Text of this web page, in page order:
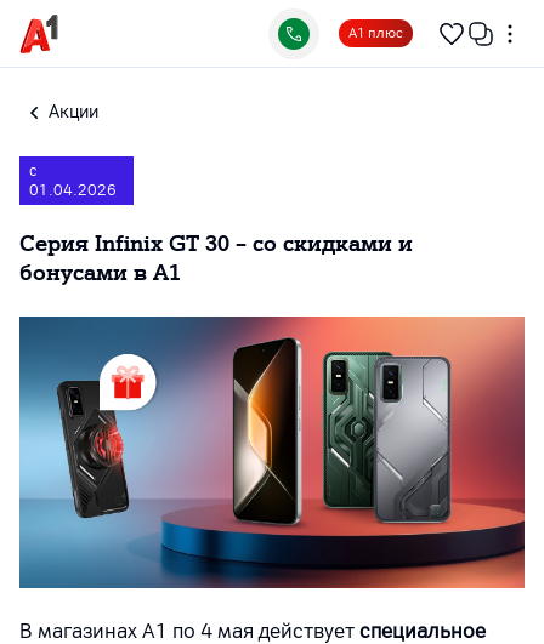
А1 плюс
Акции
с
01.04.2026
Серия Infinix GT 30 – со скидками и
бонусами в А1
В магазинах A1 по 4 мая действует специальное